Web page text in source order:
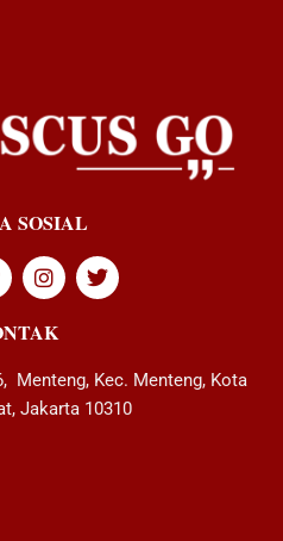
SOSIAL
Menteng, Kec. Menteng, Kota
Jakarta 10310